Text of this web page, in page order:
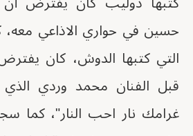
حسين في حواري الاذاعي معه،
التي كتبها الدوش، كان
قبل الفنان محمد وردي
غرامك نار احب النار"، كما